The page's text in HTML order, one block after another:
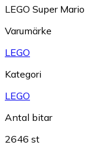
LEGO Super
Varumärke
LEGO
Kategori
LEGO
Antal bitar
2646 st